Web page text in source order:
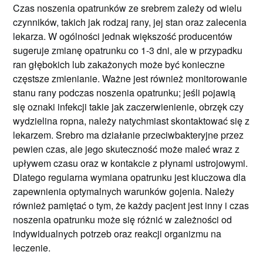
Czas noszenia opatrunków ze srebrem zależy od wielu
czynników, takich jak rodzaj rany, jej stan oraz zalecenia
lekarza. W ogólności jednak większość producentów
sugeruje zmianę opatrunku co 1-3 dni, ale w przypadku
ran głębokich lub zakażonych może być konieczne
częstsze zmienianie. Ważne jest również monitorowanie
stanu rany podczas noszenia opatrunku; jeśli pojawią
się oznaki infekcji takie jak zaczerwienienie, obrzęk czy
wydzielina ropna, należy natychmiast skontaktować się z
lekarzem. Srebro ma działanie przeciwbakteryjne przez
pewien czas, ale jego skuteczność może maleć wraz z
upływem czasu oraz w kontakcie z płynami ustrojowymi.
Dlatego regularna wymiana opatrunku jest kluczowa dla
zapewnienia optymalnych warunków gojenia. Należy
również pamiętać o tym, że każdy pacjent jest inny i czas
noszenia opatrunku może się różnić w zależności od
indywidualnych potrzeb oraz reakcji organizmu na
leczenie.